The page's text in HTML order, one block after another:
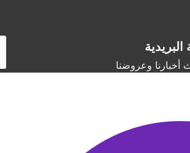
أخبارنا وعروضنا